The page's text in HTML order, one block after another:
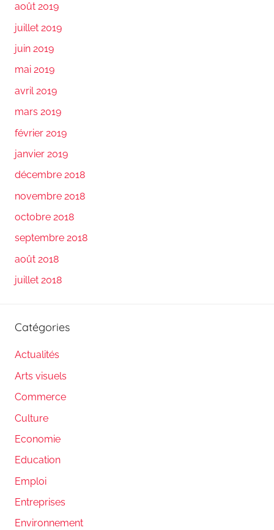
août 2019
juillet 2019
juin 2019
mai 2019
avril 2019
mars 2019
février 2019
janvier 2019
décembre 2018
novembre 2018
octobre 2018
septembre 2018
août 2018
juillet 2018
Catégories
Actualités
Arts visuels
Commerce
Culture
Economie
Education
Emploi
Entreprises
Environnement